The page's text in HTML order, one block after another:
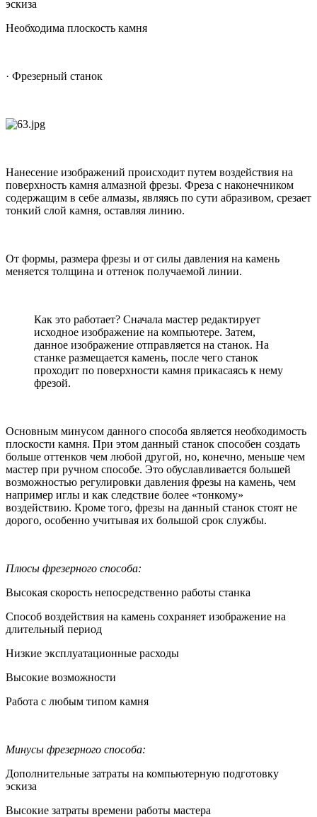
эскиза
Необходима плоскость камня
· Фрезерный станок
Нанесение изображений происходит путем воздействия на
поверхность камня алмазной фрезы. Фреза с наконечником
содержащим в себе алмазы, являясь по сути абразивом, срезает
тонкий слой камня, оставляя линию.
От формы, размера фрезы и от силы давления на камень
меняется толщина и оттенок получаемой линии.
Как это работает? Сначала мастер редактирует
исходное изображение на компьютере. Затем,
данное изображение отправляется на станок. На
станке размещается камень, после чего станок
проходит по поверхности камня прикасаясь к нему
фрезой.
Основным минусом данного способа является необходимость
плоскости камня. При этом данный станок способен создать
больше оттенков чем любой другой, но, конечно, меньше чем
мастер при ручном способе. Это обуславливается большей
возможностью регулировки давления фрезы на камень, чем
например иглы и как следствие более «тонкому»
воздействию. Кроме того, фрезы на данный станок стоят не
дорого, особенно учитывая их большой срок службы.
Плюсы фрезерного способа:
Высокая скорость непосредственно работы станка
Способ воздействия на камень сохраняет изображение на
длительный период
Низкие эксплуатационные расходы
Высокие возможности
Работа с любым типом камня
Минусы фрезерного способа:
Дополнительные затраты на компьютерную подготовку
эскиза
Высокие затраты времени работы мастера